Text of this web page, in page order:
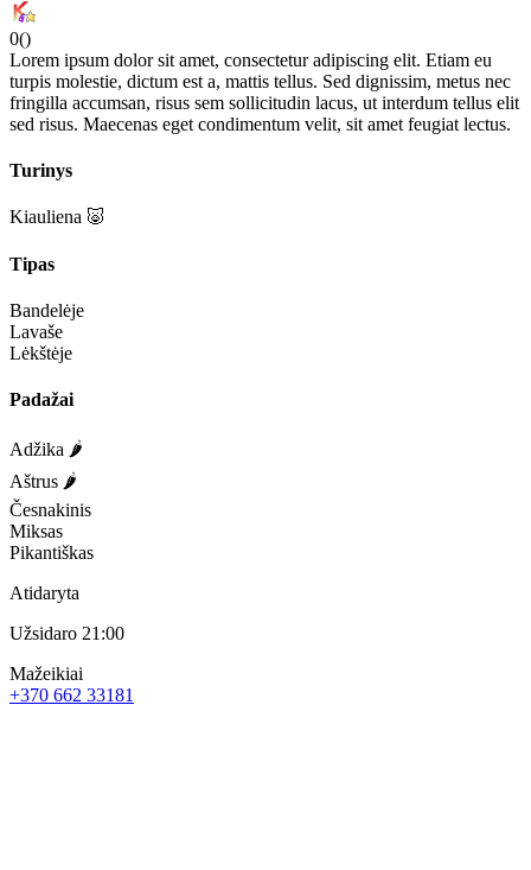
0()
Lorem ipsum dolor sit amet, consectetur adipiscing elit. Etiam eu
turpis molestie, dictum est a, mattis tellus. Sed dignissim, metus nec
fringilla accumsan, risus sem sollicitudin lacus, ut interdum tellus elit
sed risus. Maecenas eget condimentum velit, sit amet feugiat lectus.
Turinys
Kiauliena 🐷
Tipas
Bandelėje
Lavaše
Lėkštėje
Padažai
Adžika 🌶️
Aštrus 🌶️
Česnakinis
Miksas
Pikantiškas
Atidaryta
Užsidaro 21:00
Mažeikiai
+370 662 33181